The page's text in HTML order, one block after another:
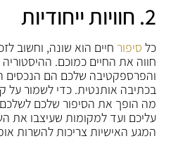
2. חוויות ייחודיות
כל סיפור חיים הוא שונה, וחשוב
חווה את החיים כמוכם.
והפרספקטיבה שלכם הם הנכסים
בכתיבה אותנטית. כדי לשמור על
מה הופך את הסיפור שלכם
עליכם ועד למקומות שעיצבו את
המגע האישיות צריכות להשרות